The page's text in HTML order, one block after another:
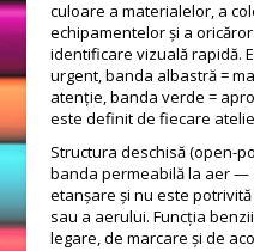
culoare a materialelor, a
echipamentelor și a
identificare vizuală rapidă.
urgent, banda albastră =
atenție, banda verde =
este definit de fiecare
Structura deschisă (open-
banda permeabilă la aer —
etanșare și nu este
sau a aerului. Funcția
legare, de marcare și de